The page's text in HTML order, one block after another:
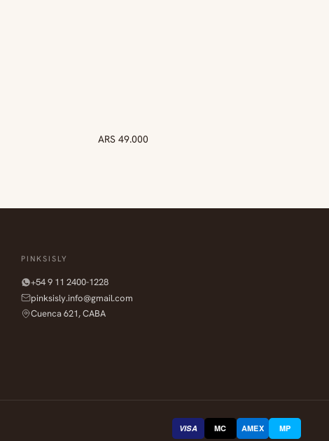
ARS 49.000
PINKSISLY
+54 9 11 2400-1228
pinksisly.info@gmail.com
Cuenca 621, CABA
VISA MC AMEX MP